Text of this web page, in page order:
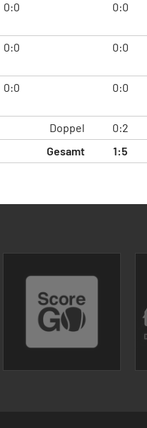
0:0 0:0
0:0 0:0
0:0 0:0
Doppel 0:2
Gesamt
1:5